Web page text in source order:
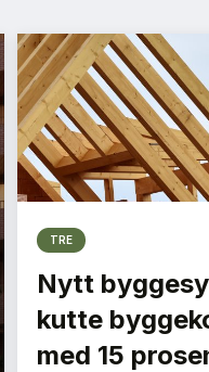
TRE
Nytt
kutte
med 15